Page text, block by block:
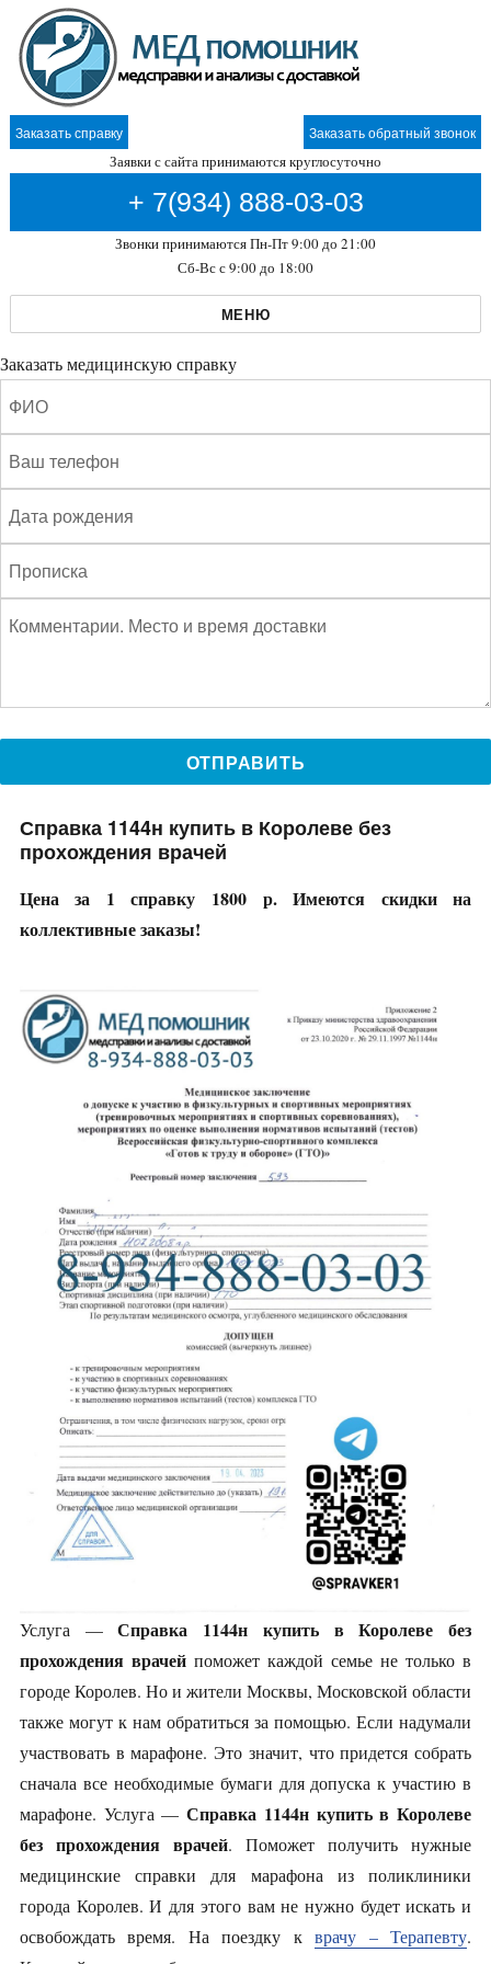
Заказать справку Заказать обратный звонок
Заявки с сайта принимаются круглосуточно
+ 7(934) 888-03-03
Звонки принимаются Пн-Пт 9:00 до 21:00
Сб-Вс с 9:00 до 18:00
МЕНЮ
Заказать медицинскую справку
Справка 1144н купить в Королеве без
прохождения врачей
Цена за 1 справку 1800 р. Имеются скидки на
коллективные заказы!
Услуга —Справка 1144н купить в Королеве без
прохождения врачейпоможет каждой семье не только в
городе Королев. Но и жители Москвы, Московской области
также могут к нам обратиться за помощью. Если надумали
участвовать в марафоне. Это значит, что придется собрать
сначала все необходимые бумаги для допуска к участию в
марафоне. Услуга —Справка 1144н купить в Королеве
без прохождения врачей. Поможет получить нужные
медицинские справки для марафона из поликлиники
города Королев. И для этого вам не нужно будет искать и
освобождать время. На поездку кврачу – Терапевту.